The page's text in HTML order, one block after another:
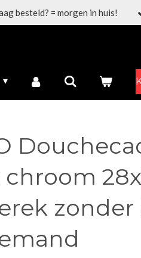
besteld? = morgen in huis!
zonder